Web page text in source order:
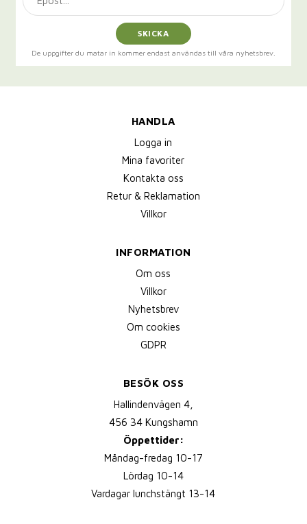
SKICKA
De uppgifter du matar in kommer endast användas till våra nyhetsbrev.
HANDLA
Logga in
Mina favoriter
Kontakta oss
Retur & Reklamation
Villkor
INFORMATION
Om oss
Villkor
Nyhetsbrev
Om cookies
GDPR
BESÖK OSS
Hallindenvägen 4,
456 34 Kungshamn
Öppettider:
Måndag-fredag 10-17
Lördag 10-14
Vardagar lunchstängt 13-14